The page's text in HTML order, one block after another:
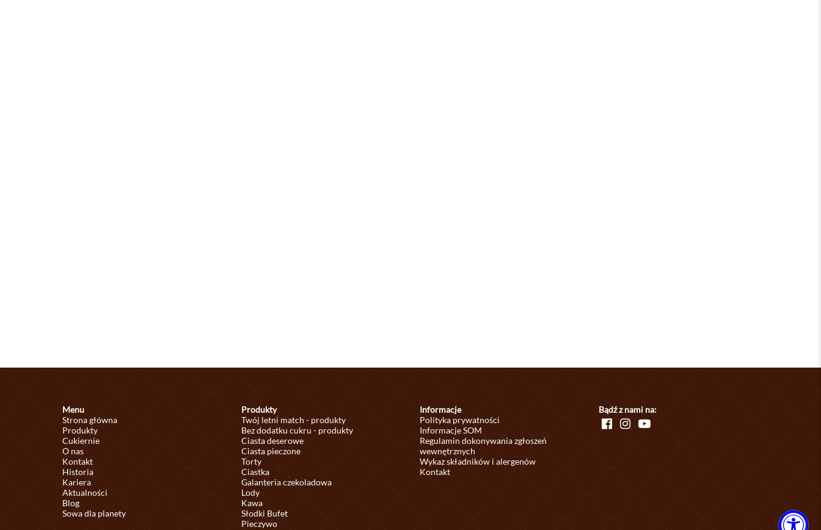
Menu
Strona główna
Produkty
Cukiernie
O nas
Kontakt
Historia
Kariera
Aktualności
Blog
Sowa dla planety
Produkty
Twój letni match - produkty
Bez dodatku cukru - produkty
Ciasta deserowe
Ciasta pieczone
Torty
Ciastka
Galanteria czekoladowa
Lody
Kawa
Słodki Bufet
Pieczywo
Informacje
Polityka prywatności
Informacje SOM
Regulamin dokonywania zgłoszeń
wewnętrznych
Wykaz składników i alergenów
Kontakt
Bądź z nami na: